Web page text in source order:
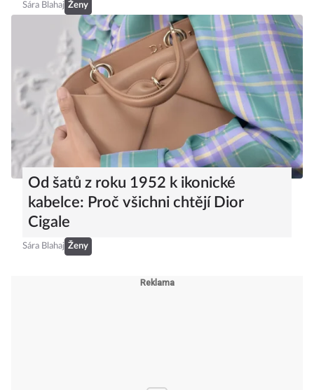
Sára Blahaj Ženy
Od šatů z roku 1952 k ikonické
kabelce: Proč všichni chtějí Dior
Cigale
Sára Blahaj Ženy